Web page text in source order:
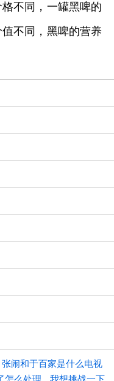
不同，一罐黑啤的
不同，黑啤的营养
张闹和于百家是什么电视
怎么处理 我想挑战一下